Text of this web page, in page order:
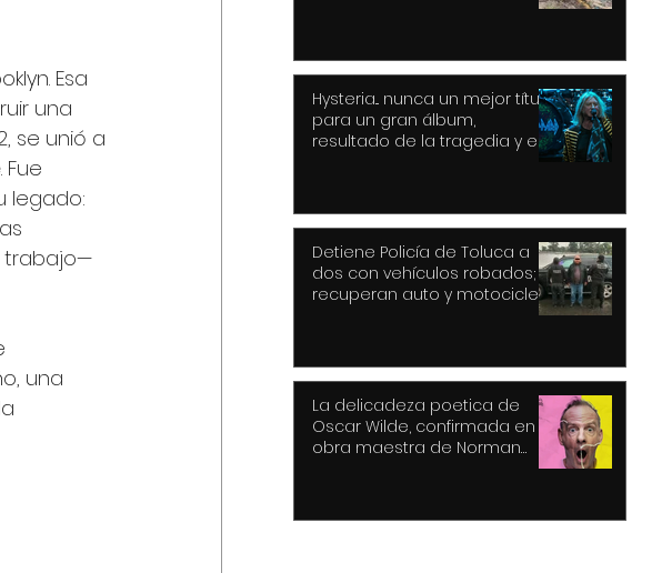
Esa
una
se unió a
legado:
trabajo—
una
Hysteria... nunca un mejor título
para un gran álbum,
resultado de la tragedia y el
Detiene Policía de Toluca a
dos con vehículos robados;
recuperan auto y motocicleta
La delicadeza poetica de
Oscar Wilde, confirmada en la
obra maestra de Norman